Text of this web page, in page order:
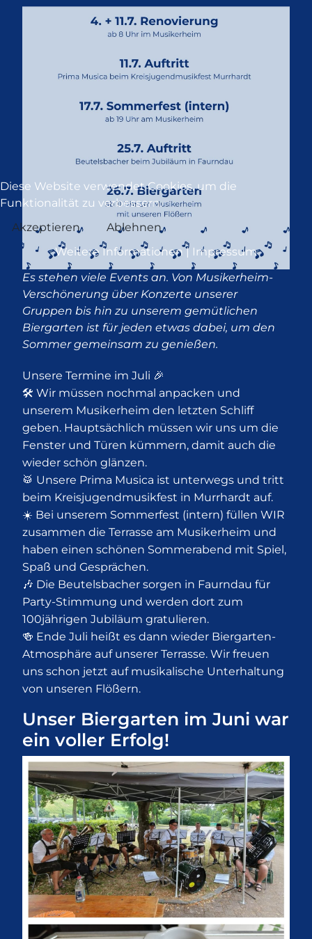
Es stehen viele Events an. Von Musikerheim-
Verschönerung über Konzerte unserer
Gruppen bis hin zu unserem gemütlichen
Biergarten ist für jeden etwas dabei, um den
Sommer gemeinsam zu genießen.
Unsere Termine im Juli 🎉
🛠️ Wir müssen nochmal anpacken und
unserem Musikerheim den letzten Schliff
geben. Hauptsächlich müssen wir uns um die
Fenster und Türen kümmern, damit auch die
wieder schön glänzen.
🥁 Unsere Prima Musica ist unterwegs und tritt
beim Kreisjugendmusikfest in Murrhardt auf.
☀️ Bei unserem Sommerfest (intern) füllen WIR
zusammen die Terrasse am Musikerheim und
haben einen schönen Sommerabend mit Spiel,
Spaß und Gesprächen.
🎶 Die Beutelsbacher sorgen in Faurndau für
Party-Stimmung und werden dort zum
100jährigen Jubiläum gratulieren.
🍻 Ende Juli heißt es dann wieder Biergarten-
Atmosphäre auf unserer Terrasse. Wir freuen
uns schon jetzt auf musikalische Unterhaltung
von unseren Flößern.
Unser Biergarten im Juni war
ein voller Erfolg!
Diese Website verwendet Cookies, um die
Funktionalität zu verbessern.
Akzeptieren
Ablehnen
Weitere Informationen| Impressum